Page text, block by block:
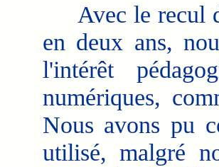
Avec le recul
en deux ans,
l'intérêt
numériques,
Nous avons pu
utilisé, malgré